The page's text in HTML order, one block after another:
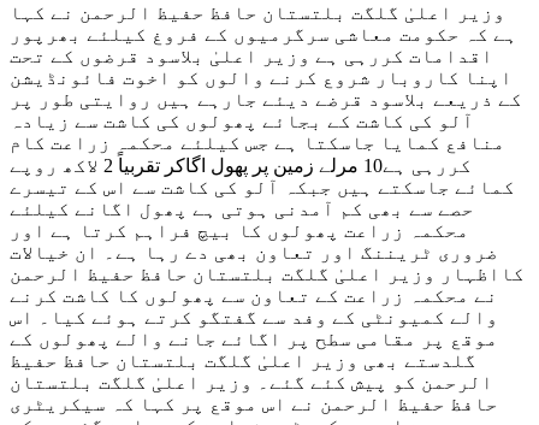
وزیر اعلیٰ گلگت بلتستان حافظ حفیظ الرحمن نے کہا
ہے کہ حکومت معاشی سرگرمیوں کے فروغ کیلئے بھرپور
اقدامات کررہی ہے وزیر اعلیٰ بلاسود قرضوں کے تحت
اپنا کاروبار شروع کرنے والوں کو اخوت فائونڈیشن
کے ذریعے بلاسود قرضے دیئے جارہے ہیں روایتی طور پر
آلو کی کاشت کے بجائے پھولوں کی کاشت سے زیادہ
منافع کمایا جاسکتا ہے جس کیلئے محکمہ زراعت کام
کررہی ہے10 مرلے زمین پر پھول اگاکر تقربیاً 2 لاکھ روپے
کمائے جاسکتے ہیں جبکہ آلو کی کاشت سے اس کے تیسرے
حصے سے بھی کم آمدنی ہوتی ہے پھول اگانے کیلئے
محکمہ زراعت پھولوں کا بیچ فراہم کرتا ہے اور
ضروری ٹریننگ اور تعاون بھی دے رہا ہے۔ ان خیالات
کااظہار وزیر اعلیٰ گلگت بلتستان حافظ حفیظ الرحمن
نے محکمہ زراعت کے تعاون سے پھولوں کا کاشت کرنے
والے کمیونٹی کے وفد سے گفتگو کرتے ہوئے کیا۔ اس
موقع پر مقامی سطح پر اگائے جانے والے پھولوں کے
گلدستے بھی وزیر اعلیٰ گلگت بلتستان حافظ حفیظ
الرحمن کو پیش کئے گئے۔ وزیر اعلیٰ گلگت بلتستان
حافظ حفیظ الرحمن نے اس موقع پر کہا کہ سیکریٹری